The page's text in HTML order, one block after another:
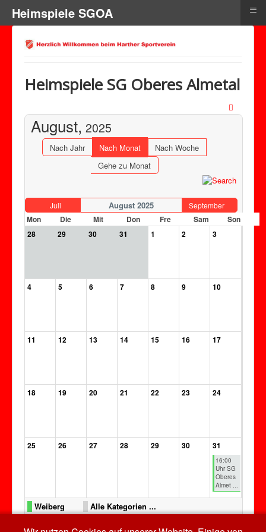
Heimspiele SG Oberes Almetal
August, 2025
Nach Jahr Nach Monat
Nach Woche
Gehe zu Monat
Juli August 2025 September
Mon Die Mit Don Fre Sam
Son
28
29 30 31 1 2 3
4 5 6 7 8 9 10
11 12 13 14 15 16 17
18 19 20 21 22 23 24
25 26 27 28 29 30 31
16:00
Uhr SG
Oberes
Almet ...
Weiberg Alle Kategorien ...
Heimspiele SGOA ≡